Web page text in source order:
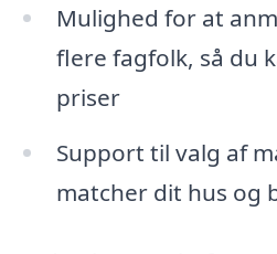
Mulighed for at
flere fagfolk, så du
priser
Support til valg af
matcher dit hus og